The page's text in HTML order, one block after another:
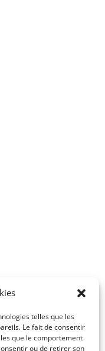
telles que les
Le fait de consentir
que le comportement
ou de retirer son